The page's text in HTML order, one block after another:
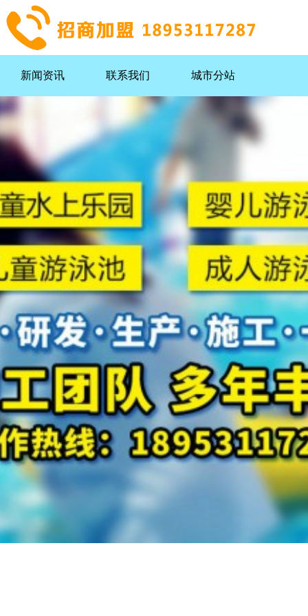
新闻资讯 联系我们 城市分站